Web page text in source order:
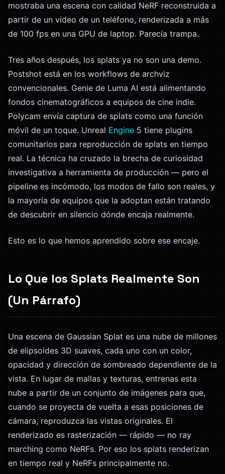
mostraba una escena con calidad NeRF reconstruida a
partir de un video de un teléfono, renderizada a más
de 100 fps en una GPU de laptop. Parecía trampa.
Tres años después, los splats ya no son una demo.
Postshot está en los workflows de archviz
convencionales. Genie de Luma AI está alimentando
fondos cinematográficos a equipos de cine indie.
Polycam envía captura de splats como una función
móvil de un toque. Unreal Engine 5 tiene plugins
comunitarios para reproducción de splats en tiempo
real. La técnica ha cruzado la brecha de curiosidad
investigativa a herramienta de producción — pero el
pipeline es incómodo, los modos de fallo son reales, y
la mayoría de equipos que la adoptan están tratando
de descubrir en silencio dónde encaja realmente.
Esto es lo que hemos aprendido sobre ese encaje.
Lo Que los Splats Realmente Son
(Un Párrafo)
Una escena de Gaussian Splat es una nube de millones
de elipsoides 3D suaves, cada uno con un color,
opacidad y dirección de sombreado dependiente de la
vista. En lugar de mallas y texturas, entrenas esta
nube a partir de un conjunto de imágenes para que,
cuando se proyecta de vuelta a esas posiciones de
cámara, reproduzca las vistas originales. El
renderizado es rasterización — rápido — no ray
marching como NeRFs. Por eso los splats renderizan
en tiempo real y NeRFs principalmente no.